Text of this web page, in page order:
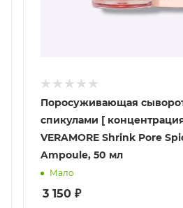
Поросуживающая
спикулами [
VERAMORE Shrink Pore
Ampoule, 50 мл
Мало
3 150 ₽